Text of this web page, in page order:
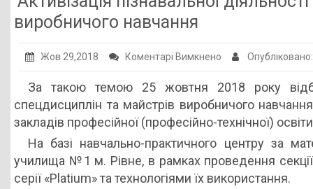
Публічна інформація
Галерея
НМЦ ПТО України
виробничого навчання
Жов 29,2018 Коментарі Вимкнено до
пізнавальної
діяльності
учнів
на
уроках
спецпредметів
За такою темою 25 жовтня 2018 року
спецдисциплін та майстрів виробничого
закладів професійної (професійно-технічної)
На базі навчально-практичного центру за
училища №1 м. Рівне, в рамках проведення
серії «Platium» та технологіями їх використання.